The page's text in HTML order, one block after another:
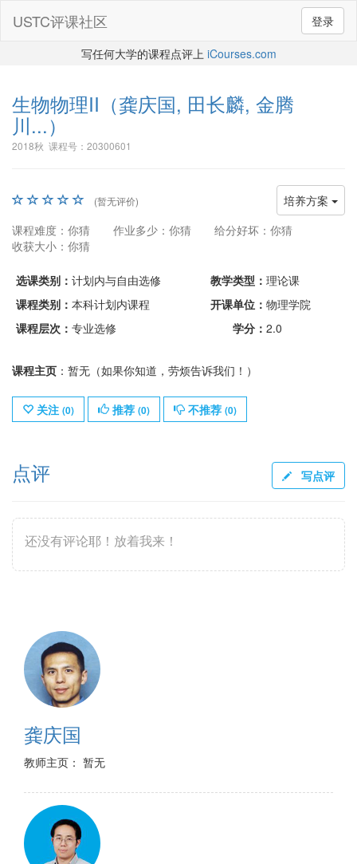
登录
USTC评课社区
写任何大学的课程点评上 iCourses.com
生物物理II （龚庆国, 田长麟, 金腾
川...）
2018秋 课程号：20300601
培养方案
(暂无评价)
课程难度：你猜 作业多少：你猜
给分好坏：你猜
收获大小：你猜
选课类别： 计划内与自由选修 教学类型： 理论课
课程类别： 本科计划内课程 开课单位： 物理学院
课程层次： 专业选修 学分： 2.0
课程主页 ：暂无（如果你知道，劳烦告诉我们！）
关注 (0) 推荐 (0) 不推荐 (0)
点评 写点评
还没有评论耶！放着我来！
龚庆国
教师主页： 暂无